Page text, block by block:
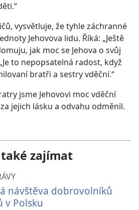
vysvětluje, že tyhle záchranné
Jehovova lidu. Říká: „Ještě
jak moc se Jehova o svůj
to nepopsatelná radost, když
bratři a sestry vděční.“
jsme Jehovovi moc vděční
jejich lásku a odvahu odměnil.
zajímat
návštěva dobrovolníků
v Polsku